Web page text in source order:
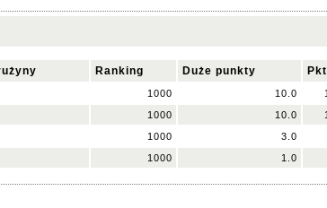
Ranking Duże punkty
1000 10.0
1000 10.0
1000 3.0
1000 1.0